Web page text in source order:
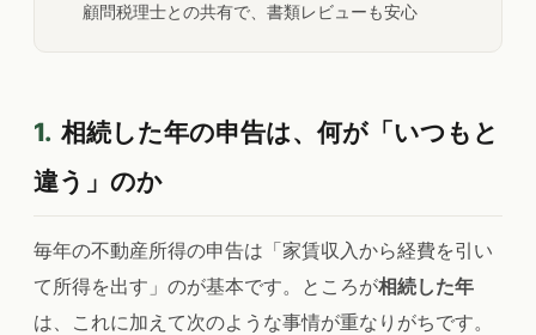
顧問税理士との共有で、書類レビューも安心
1. 相続した年の申告は、何が「いつもと
違う」のか
毎年の不動産所得の申告は「家賃収入から経費を引い
て所得を出す」のが基本です。ところが相続した年
は、これに加えて次のような事情が重なりがちです。